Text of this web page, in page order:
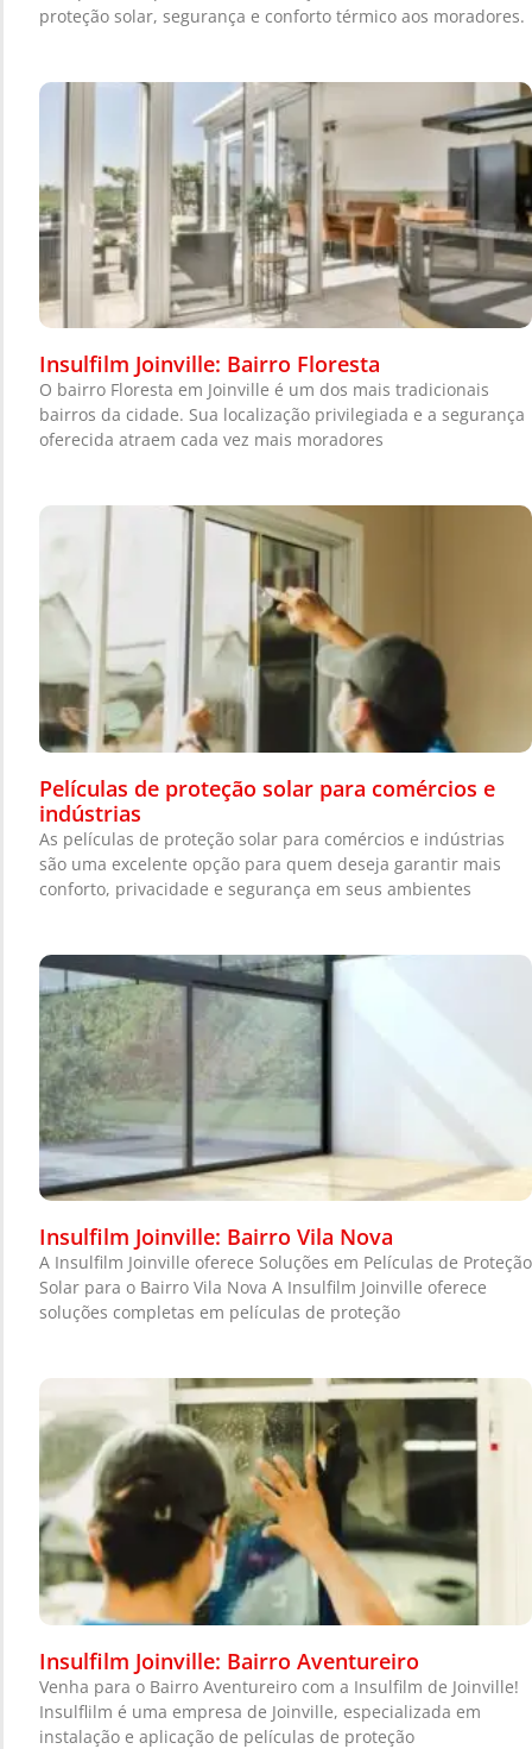
proteção solar, segurança e conforto térmico aos moradores.
Insulfilm Joinville: Bairro Floresta
O bairro Floresta em Joinville é um dos mais tradicionais
bairros da cidade. Sua localização privilegiada e a segurança
oferecida atraem cada vez mais moradores
Películas de proteção solar para comércios e
indústrias
As películas de proteção solar para comércios e indústrias
são uma excelente opção para quem deseja garantir mais
conforto, privacidade e segurança em seus ambientes
Insulfilm Joinville: Bairro Vila Nova
A Insulfilm Joinville oferece Soluções em Películas de Proteção
Solar para o Bairro Vila Nova A Insulfilm Joinville oferece
soluções completas em películas de proteção
Insulfilm Joinville: Bairro Aventureiro
Venha para o Bairro Aventureiro com a Insulfilm de Joinville!
Insulflilm é uma empresa de Joinville, especializada em
instalação e aplicação de películas de proteção